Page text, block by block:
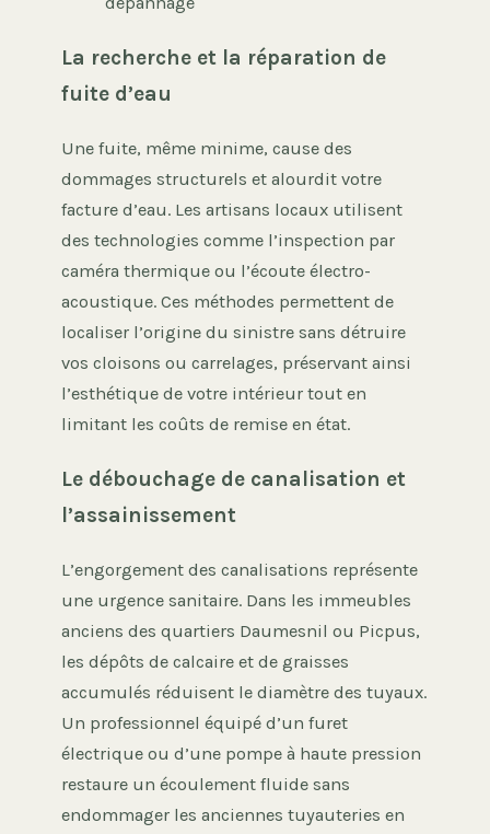
La recherche et la réparation de
fuite d’eau
Une fuite, même minime, cause des
dommages structurels et alourdit votre
facture d’eau. Les artisans locaux utilisent
des technologies comme l’inspection par
caméra thermique ou l’écoute électro-
acoustique. Ces méthodes permettent de
localiser l’origine du sinistre sans détruire
vos cloisons ou carrelages, préservant ainsi
l’esthétique de votre intérieur tout en
limitant les coûts de remise en état.
Le débouchage de canalisation et
l’assainissement
L’engorgement des canalisations représente
une urgence sanitaire. Dans les immeubles
anciens des quartiers Daumesnil ou Picpus,
les dépôts de calcaire et de graisses
accumulés réduisent le diamètre des tuyaux.
Un professionnel équipé d’un furet
électrique ou d’une pompe à haute pression
restaure un écoulement fluide sans
endommager les anciennes tuyauteries en